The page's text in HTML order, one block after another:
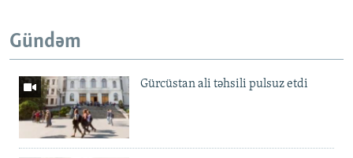
Gündəm
Gürcüstan ali təhsili pulsuz etdi